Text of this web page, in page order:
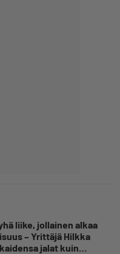
liike, jollainen alkaa
– Yrittäjä Hilkka
jalat kuin